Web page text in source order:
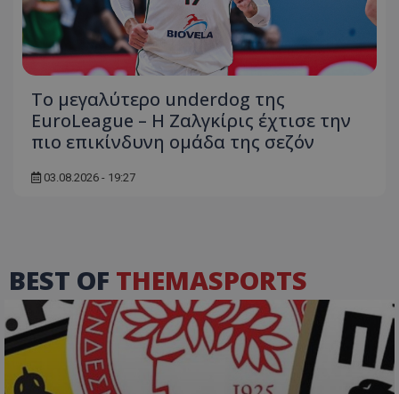
Το μεγαλύτερο underdog της
EuroLeague – Η Ζαλγκίρις έχτισε την
πιο επικίνδυνη ομάδα της σεζόν
03.08.2026 - 19:27
BEST OF THEMASPORTS